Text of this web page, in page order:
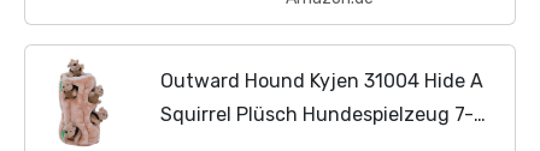
Outward Hound Kyjen 31004 Hide A
Squirrel Plüsch Hundespielzeug 7-